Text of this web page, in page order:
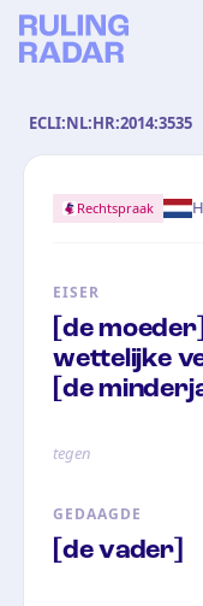
ECLI:NL:HR:2014:3535
Rechtspraak
EISER
[de
wettelijke
[de
tegen
GEDAAGDE
[de vader]